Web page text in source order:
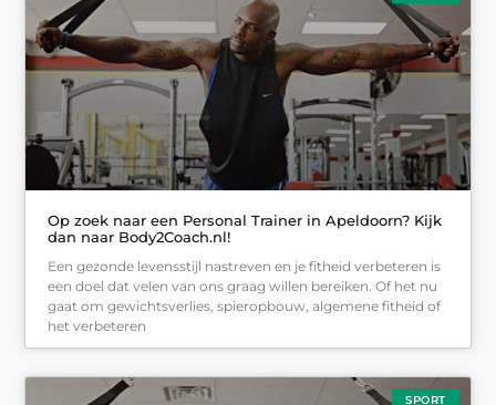
Op zoek naar een Personal Trainer in Apeldoorn? Kijk
dan naar Body2Coach.nl!
Een gezonde levensstijl nastreven en je fitheid verbeteren is
een doel dat velen van ons graag willen bereiken. Of het nu
gaat om gewichtsverlies, spieropbouw, algemene fitheid of
het verbeteren
SPORT